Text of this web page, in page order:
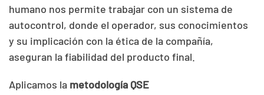
humano nos permite trabajar con un sistema de
autocontrol, donde el operador, sus conocimientos
y su implicación con la ética de la compañía,
aseguran la fiabilidad del producto final.
Aplicamos la metodología QSE